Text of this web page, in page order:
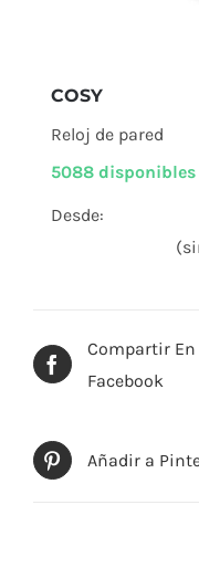
Compartir En
Facebook
Añadir a
COSY
Reloj de pared
5088 disponibles
Desde: